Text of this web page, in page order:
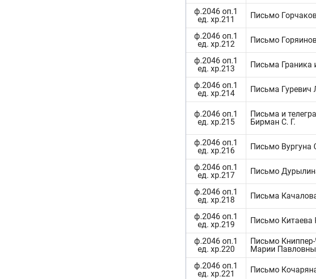
ф.2046 оп.1
ед. хр.211
Письмо
ф.2046 оп.1
ед. хр.212
Письмо
ф.2046 оп.1
ед. хр.213
Письма Граника
ф.2046 оп.1
ед. хр.214
Письма Гуревич
ф.2046 оп.1
ед. хр.215
Письма и
Бирман С. Г.
ф.2046 оп.1
ед. хр.216
Письмо Вургуна
ф.2046 оп.1
ед. хр.217
Письмо
ф.2046 оп.1
ед. хр.218
Письма
ф.2046 оп.1
ед. хр.219
Письмо Китаева
ф.2046 оп.1
ед. хр.220
Письмо
Марии
ф.2046 оп.1
ед. хр.221
Письмо